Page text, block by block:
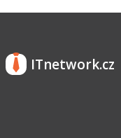
ITnetwork.cz